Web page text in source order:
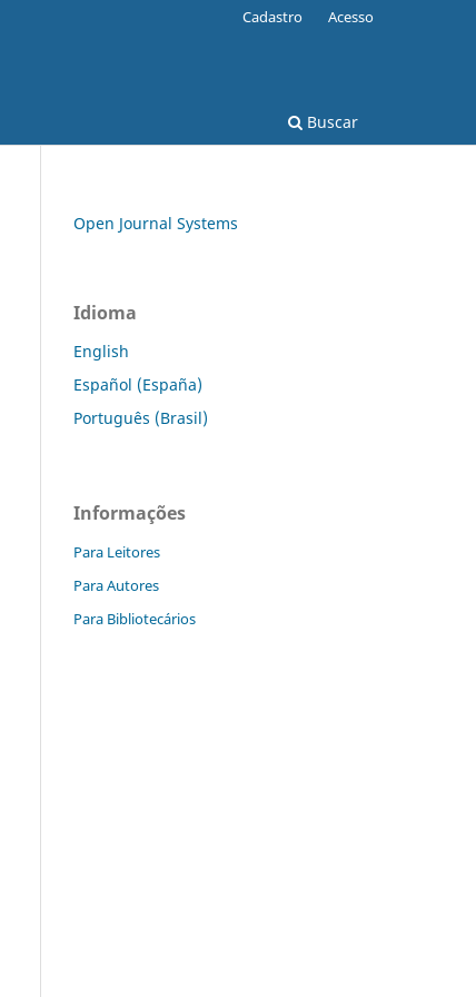
Buscar
Cadastro Acesso
Open Journal Systems
Idioma
English
Español (España)
Português (Brasil)
Informações
Para Leitores
Para Autores
Para Bibliotecários